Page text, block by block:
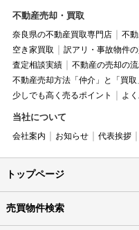
不動産売却・買取
奈良県の不動産買取専門店 不
空き家買取
訳アリ・事故物件
査定相談実績
不動産の売却の
不動産売却方法「仲介」と「買取
少しでも高く売るポイント
よ
当社について
会社案内 お知らせ 代表挨拶
トップページ
売買物件検索